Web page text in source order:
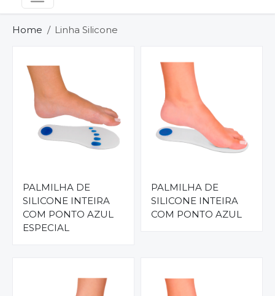
Home Linha Silicone
PALMILHA DE
SILICONE INTEIRA
COM PONTO AZUL
ESPECIAL
PALMILHA DE
SILICONE INTEIRA
COM PONTO AZUL